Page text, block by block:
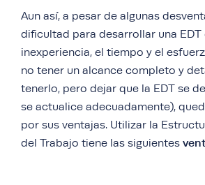
Aun así, a pesar de algunas
dificultad para desarrollar una EDT
inexperiencia, el tiempo y el
no tener un alcance completo y
tenerlo, pero dejar que la EDT se
se actualice adecuadamente),
por sus ventajas. Utilizar la
del Trabajo tiene las siguientes